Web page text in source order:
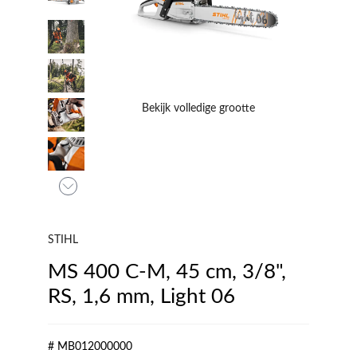
Bekijk volledige grootte
STIHL
MS 400 C-M, 45 cm, 3/8",
RS, 1,6 mm, Light 06
# MB012000000